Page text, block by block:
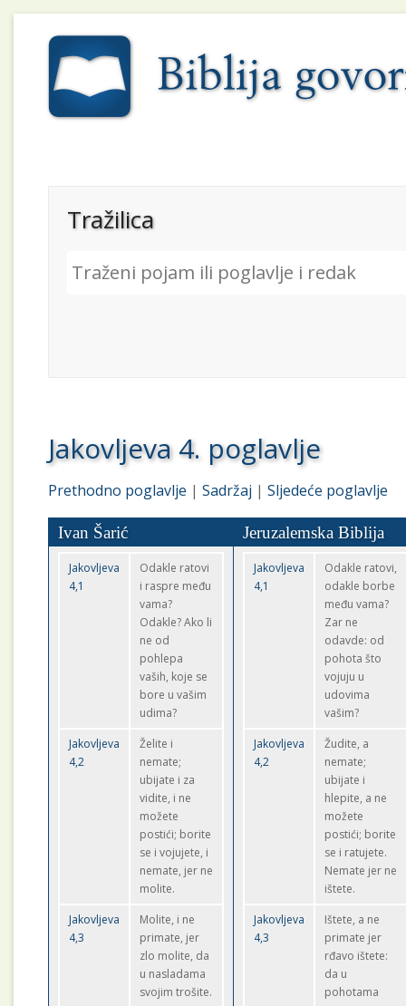
Tražilica
Jakovljeva 4. poglavlje
Prethodno poglavlje |Sadržaj |Sljedeće poglavlje
Ivan Šarić Jeruzalemska Biblija
Jakovljeva
4,1
Odakle ratovi
i raspre među
vama?
Odakle? Ako li
ne od
pohlepa
vaših, koje se
bore u vašim
udima?
Jakovljeva
4,2
Želite i
nemate;
ubijate i za
vidite, i ne
možete
postići; borite
se i vojujete, i
nemate, jer ne
molite.
Jakovljeva
4,3
Molite, i ne
primate, jer
zlo molite, da
u nasladama
svojim trošite.
Jakovljeva
4,1
Odakle ratovi,
odakle borbe
među vama?
Zar ne
odavde: od
pohota što
vojuju u
udovima
vašim?
Jakovljeva
4,2
Žudite, a
nemate;
ubijate i
hlepite, a ne
možete
postići; borite
se i ratujete.
Nemate jer ne
ištete.
Jakovljeva
4,3
Ištete, a ne
primate jer
rđavo ištete:
da u
pohotama